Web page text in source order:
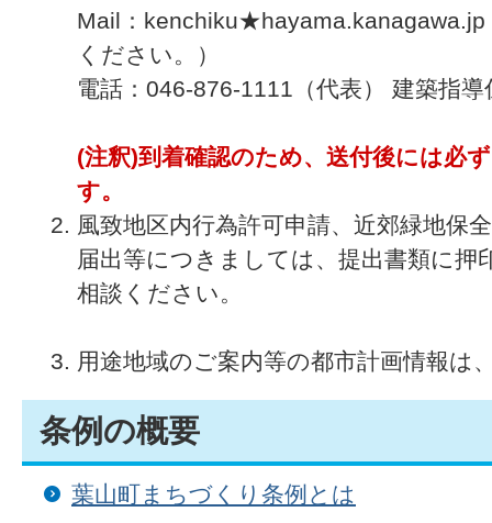
Mail：
ください。）
電話：046-876-1111（代表） 建築指導
(注釈)到着確認のため、送付後には必
す。
風致地区内行為許可申請、近郊緑地保
届出等につきましては、提出書類に押
相談ください。
用途地域のご案内等の都市計画情報は
条例の概要
葉山町まちづくり条例とは